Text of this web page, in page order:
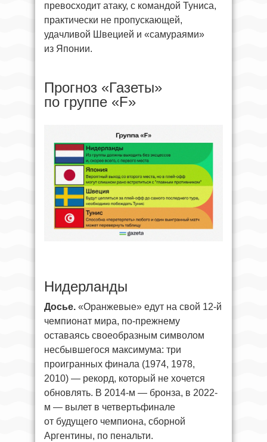
превосходит атаку, с командой Туниса,
практически не пропускающей,
удачливой Швецией и «самураями»
из Японии.
Прогноз «Газеты»
по группе «F»
Нидерланды
Досье. «Оранжевые» едут на свой 12-й
чемпионат мира, по-прежнему
оставаясь своеобразным символом
несбывшегося максимума: три
проигранных финала (1974, 1978,
2010) — рекорд, который не хочется
обновлять. В 2014-м — бронза, в 2022-
м — вылет в четвертьфинале
от будущего чемпиона, сборной
Аргентины, по пенальти.